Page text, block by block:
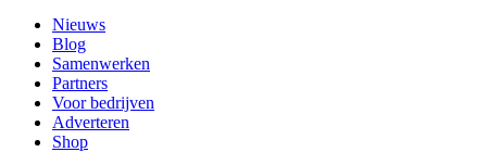
Nieuws
Blog
Samenwerken
Partners
Voor bedrijven
Adverteren
Shop